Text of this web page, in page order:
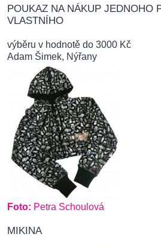
POUKAZ NA NÁKUP JEDNOHO
VLASTNÍHO
výběru v hodnotě do 3000 Kč
Adam Šimek, Nýřany
Foto: Petra Schoulová
MIKINA